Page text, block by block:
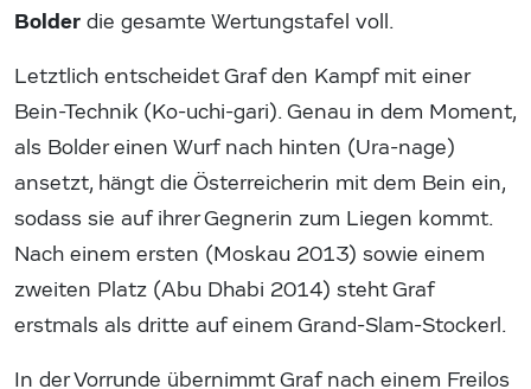
Bolder die gesamte Wertungstafel voll.
Letztlich entscheidet Graf den Kampf mit einer
Bein-Technik (Ko-uchi-gari). Genau in dem Moment,
als Bolder einen Wurf nach hinten (Ura-nage)
ansetzt, hängt die Österreicherin mit dem Bein ein,
sodass sie auf ihrer Gegnerin zum Liegen kommt.
Nach einem ersten (Moskau 2013) sowie einem
zweiten Platz (Abu Dhabi 2014) steht Graf
erstmals als dritte auf einem Grand-Slam-Stockerl.
In der Vorrunde übernimmt Graf nach einem Freilos